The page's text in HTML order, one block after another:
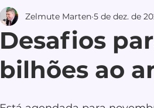
Desafios
bilhões ao
Zelmute Marten 5 de dez. de